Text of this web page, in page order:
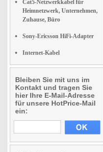
Cat5-Netzwerkkabel für
Heimnetzwerk, Unternehmen,
Zuhause, Büro
Sony-Ericsson HiFi-Adapter
Internet-Kabel
Bleiben Sie mit uns im
Kontakt und tragen Sie
hier Ihre E-Mail-Adresse
für unsere HotPrice-Mail
ein: